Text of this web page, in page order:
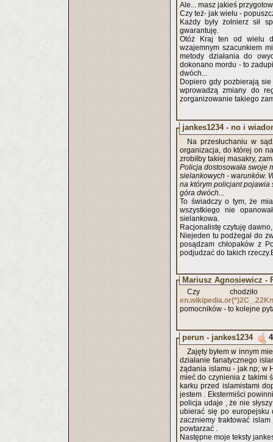
Ale... masz jakieś
Czy też- jak wielu -
Każdy były żołnierz sił
gwarantuję.
Otóż Kraj ten od wielu
wzajemnym szacunkiem
metody działania do
dokonano mordu - to
dwóch...
Dopiero gdy pozbierają
wprowadzą zmiany do
zorganizowanie takiego
jankes1234 - no i
Na przesłuchaniu w
organizacja, do której on
zrobiłby takiej masakry,
Policja dostosowała swoje
sielankowych - warunków.
na którym policjant
góra dwóch...
To świadczy o tym, że
wszystkiego nie
sielankowa.
Racjonalistę czytuję
Niejeden tu podżegał do
posądzam chłopaków z
podjudzać do takich
Mariusz Agnosiewicz -
Czy
pomocników - to kolejne
perun - jankes1234
Zajęty byłem w innym
działanie fanatycznego
żądania islamu - jak np; w
mieć do czynienia z takimi
karku przed islamistami
jestem . Ekstermiści
policja udaje , że nie
ubierać się po
zaczniemy traktować
powtarzać .
Następne moje teksty